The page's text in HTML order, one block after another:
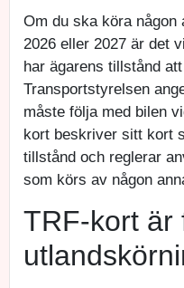
Om du ska köra någon
2026 eller 2027 är det
har ägarens tillstånd
Transportstyrelsen
måste följa med bilen
kort beskriver sitt kort
tillstånd och reglerar
som körs av någon
TRF-kort är